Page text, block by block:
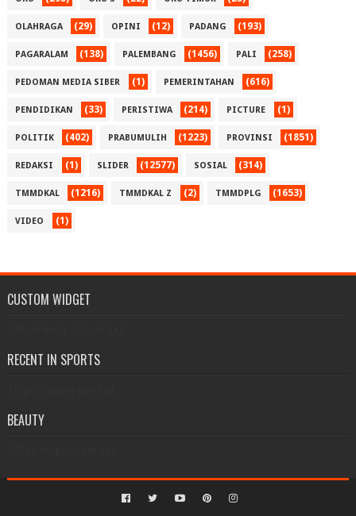
OLAHRAGA (29) OPINI (12) PADANG (193)
PAGARALAM (138) PALEMBANG (1456) PALI (258)
PEDOMAN MEDIA SIBER (1) PEMERINTAHAN (616)
PENDIDIKAN (33) PERISTIWA (214) PICTURE (1)
POLITIK (402) PRABUMULIH (1223) PROVINSI (1851)
REDAKSI (1) SLIDER (12577) SOSIAL (314)
TMMDKAL (1216) TMMDKAL Z (2) TMMDPLG (1653)
VIDEO (1)
CUSTOM WIDGET
RECENT IN SPORTS
BEAUTY